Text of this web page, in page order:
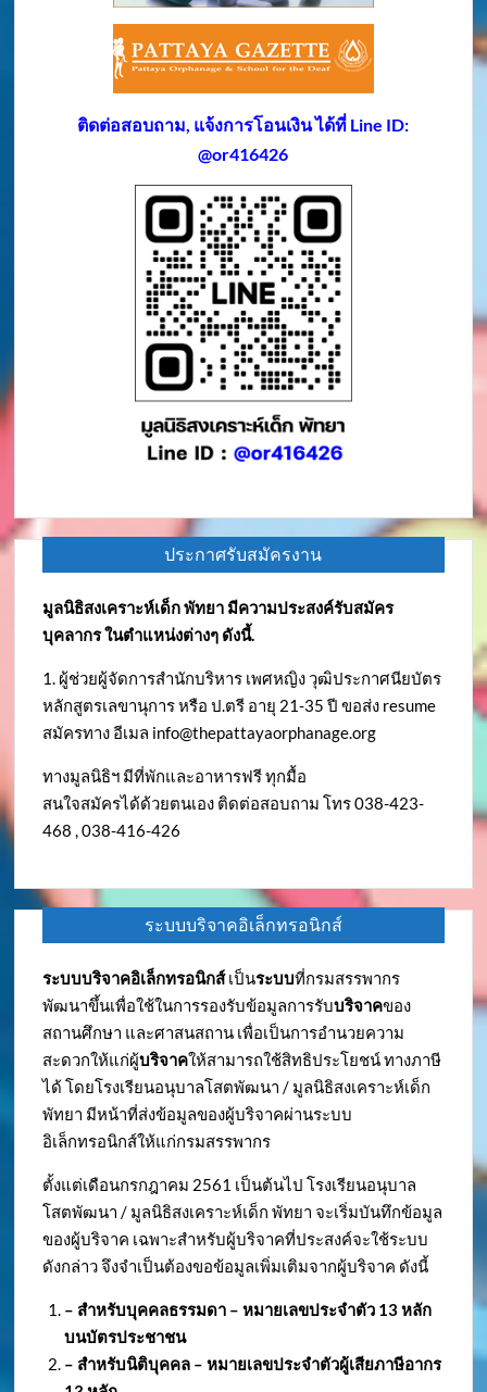
ติดต่อสอบถาม, แจ้งการโอนเงิน ได้ที่ Line ID:
@or416426
ประกาศรับสมัครงาน
มูลนิธิสงเคราะห์เด็ก พัทยา มีความประสงค์รับสมัคร
บุคลากร ในตำแหน่งต่างๆ ดังนี้.
1. ผู้ช่วยผู้จัดการสำนักบริหาร เพศหญิง วุฒิประกาศนียบัตร
หลักสูตรเลขานุการ หรือ ป.ตรี อายุ 21-35 ปี ขอส่ง resume
สมัครทาง อีเมล info@thepattayaorphanage.org
ทางมูลนิธิฯ มีที่พักและอาหารฟรี ทุกมื้อ
สนใจสมัครได้ด้วยตนเอง ติดต่อสอบถาม โทร 038-423-
468 , 038-416-426
ระบบบริจาคอิเล็กทรอนิกส์
ระบบบริจาคอิเล็กทรอนิกส์เป็นระบบที่กรมสรรพากร
พัฒนาขึ้นเพื่อใช้ในการรองรับข้อมูลการรับบริจาคของ
สถานศึกษา และศาสนสถาน เพื่อเป็นการอำนวยความ
สะดวกให้แก่ผู้บริจาคให้สามารถใช้สิทธิประโยชน์ ทางภาษี
ได้ โดยโรงเรียนอนุบาลโสตพัฒนา / มูลนิธิสงเคราะห์เด็ก
พัทยา มีหน้าที่ส่งข้อมูลของผู้บริจาคผ่านระบบ
อิเล็กทรอนิกส์ให้แก่กรมสรรพากร
ตั้งแต่เดือนกรกฎาคม 2561 เป็นต้นไป โรงเรียนอนุบาล
โสตพัฒนา / มูลนิธิสงเคราะห์เด็ก พัทยา จะเริ่มบันทึกข้อมูล
ของผู้บริจาค เฉพาะสำหรับผู้บริจาคที่ประสงค์จะใช้ระบบ
ดังกล่าว จึงจำเป็นต้องขอข้อมูลเพิ่มเติมจากผู้บริจาค ดังนี้
– สำหรับบุคคลธรรมดา – หมายเลขประจำตัว 13 หลัก
บนบัตรประชาชน
– สำหรับนิติบุคคล – หมายเลขประจำตัวผู้เสียภาษีอากร